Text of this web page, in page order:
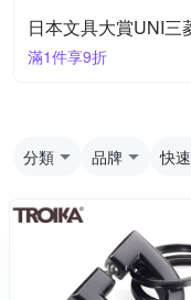
日本文具大賞UNI三
滿1件享9折
分類 品牌 快